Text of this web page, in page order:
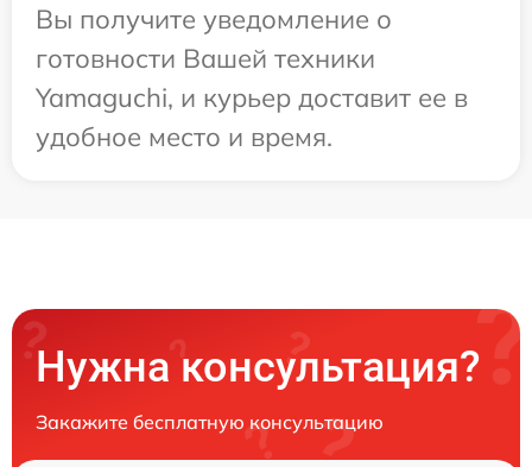
Вы получите уведомление о
готовности Вашей техники
Yamaguchi, и курьер доставит ее в
удобное место и время.
Нужна консультация?
Закажите бесплатную консультацию